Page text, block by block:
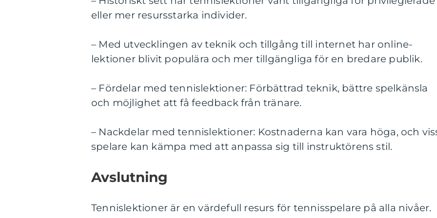
eller mer resursstarka individer.
– Med utvecklingen av teknik och tillgång till internet har online-
lektioner blivit populära och mer tillgängliga för en bredare publik.
– Fördelar med tennislektioner: Förbättrad teknik, bättre spelkänsla
och möjlighet att få feedback från tränare.
– Nackdelar med tennislektioner: Kostnaderna kan vara höga, och
spelare kan kämpa med att anpassa sig till instruktörens stil.
Avslutning
Tennislektioner är en värdefull resurs för tennisspelare på alla nivåer.